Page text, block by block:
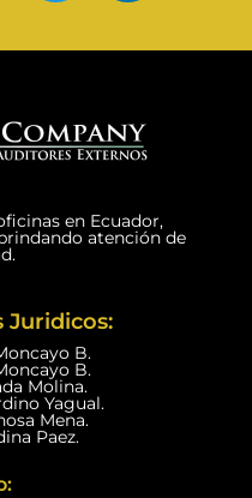
en Ecuador,
atención de
Juridicos:
B.
B.
Molina.
Yagual.
Mena.
Paez.